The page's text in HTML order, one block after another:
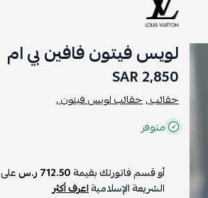
لويس فيتون فافين بي ام
2,850 SAR
حقائب ,حقائب لويس فيتون ,
متوفر
أو قسم فاتورتك بقيمة712.50 ر.س على
الشريعة الإسلاميةاعرف أكثر